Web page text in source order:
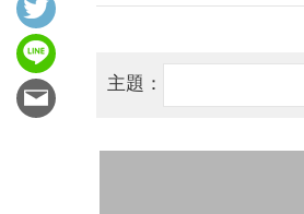
主題：